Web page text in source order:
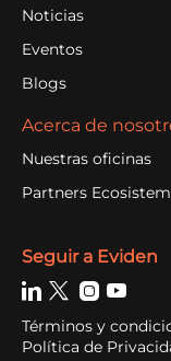
Noticias
Eventos
Blogs
Acerca de
Nuestras oficinas
Partners
Seguir a Eviden
Términos y
Política de